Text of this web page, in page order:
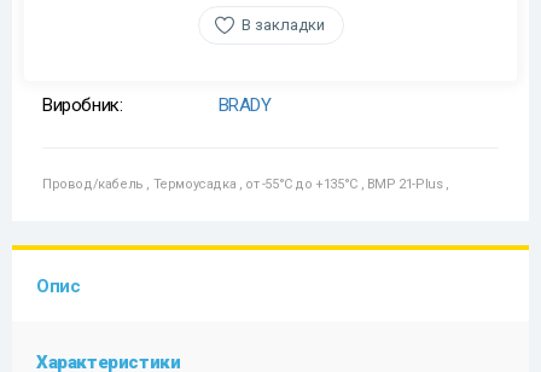
В закладки
Виробник: BRADY
Провод/кабель , Термоусадка , от -55°C до +135°C , BMP 21-Plus ,
Опис
Характеристики